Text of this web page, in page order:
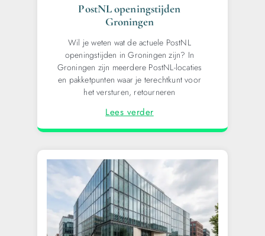
PostNL openingstijden
Groningen
Wil je weten wat de actuele PostNL
openingstijden in Groningen zijn? In
Groningen zijn meerdere PostNL-locaties
en pakketpunten waar je terechtkunt voor
het versturen, retourneren
Lees verder